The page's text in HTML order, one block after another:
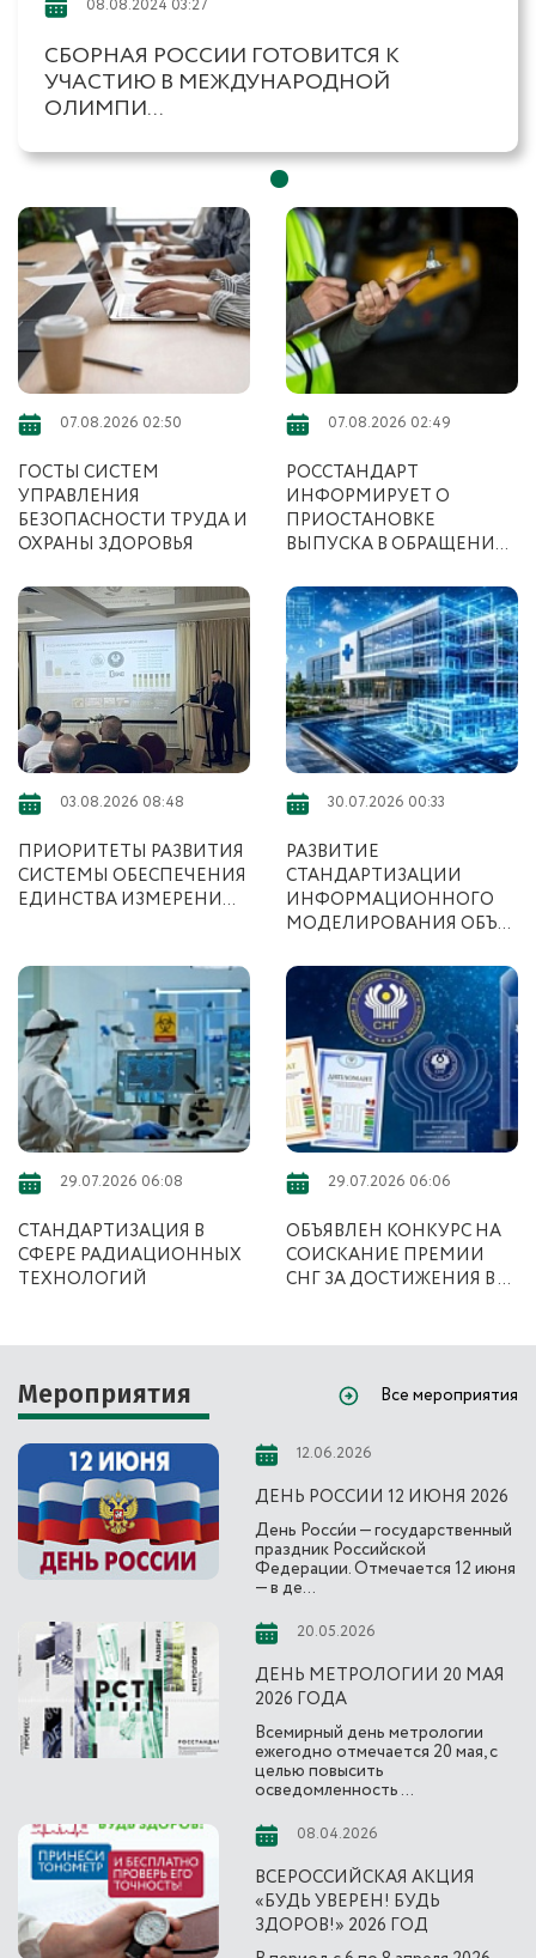
08.08.2024 03:27
СБОРНАЯ РОССИИ ГОТОВИТСЯ К
УЧАСТИЮ В МЕЖДУНАРОДНОЙ
ОЛИМПИ...
07.08.2026 02:50
ГОСТЫ СИСТЕМ
УПРАВЛЕНИЯ
БЕЗОПАСНОСТИ ТРУДА И
ОХРАНЫ ЗДОРОВЬЯ
07.08.2026 02:49
РОССТАНДАРТ
ИНФОРМИРУЕТ О
ПРИОСТАНОВКЕ
ВЫПУСКА В ОБРАЩЕНИ...
03.08.2026 08:48
ПРИОРИТЕТЫ РАЗВИТИЯ
СИСТЕМЫ ОБЕСПЕЧЕНИЯ
ЕДИНСТВА ИЗМЕРЕНИ...
30.07.2026 00:33
РАЗВИТИЕ
СТАНДАРТИЗАЦИИ
ИНФОРМАЦИОННОГО
МОДЕЛИРОВАНИЯ ОБЪ...
29.07.2026 06:08
СТАНДАРТИЗАЦИЯ В
СФЕРЕ РАДИАЦИОННЫХ
ТЕХНОЛОГИЙ
29.07.2026 06:06
ОБЪЯВЛЕН КОНКУРС НА
СОИСКАНИЕ ПРЕМИИ
СНГ ЗА ДОСТИЖЕНИЯ В ...
Все мероприятия
Мероприятия
12.06.2026
ДЕНЬ РОССИИ 12 ИЮНЯ 2026
День Росси́и — государственный
праздник Российской
Федерации. Отмечается 12 июня
— в де...
20.05.2026
ДЕНЬ МЕТРОЛОГИИ 20 МАЯ
2026 ГОДА
Всемирный день метрологии
ежегодно отмечается 20 мая, с
целью повысить
осведомленность ...
08.04.2026
ВСЕРОССИЙСКАЯ АКЦИЯ
«БУДЬ УВЕРЕН! БУДЬ
ЗДОРОВ!» 2026 ГОД